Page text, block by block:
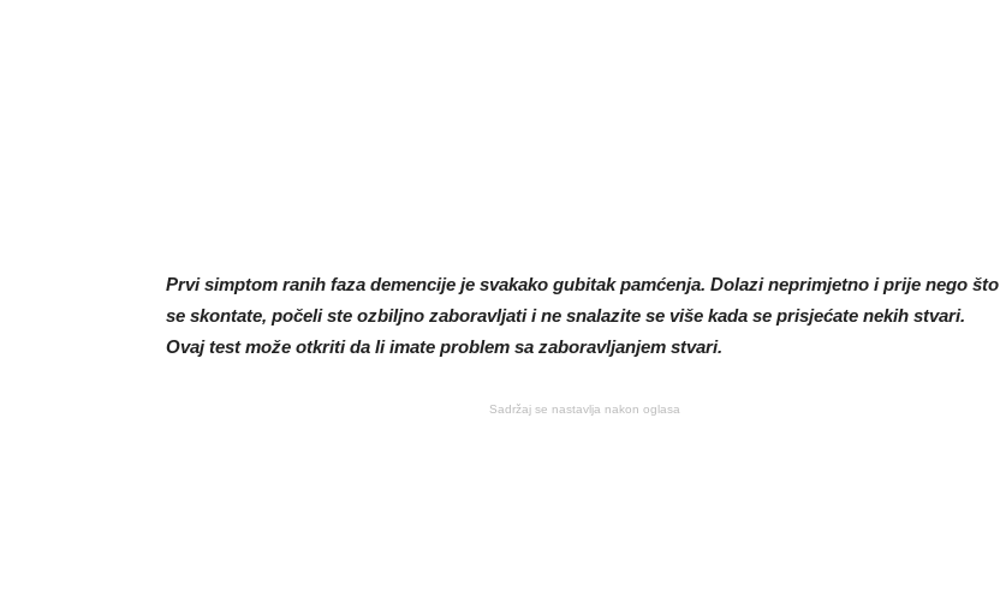
Prvi simptom ranih faza demencije je svakako gubitak pamćenja. Dolazi neprimjetno i prije nego što
se skontate, počeli ste ozbiljno zaboravljati i ne snalazite se više kada se prisjećate nekih stvari.
Ovaj test može otkriti da li imate problem sa zaboravljanjem stvari.
Sadržaj se nastavlja nakon oglasa